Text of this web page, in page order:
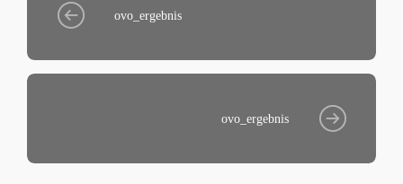
ovo_ergebnis
ovo_ergebnis